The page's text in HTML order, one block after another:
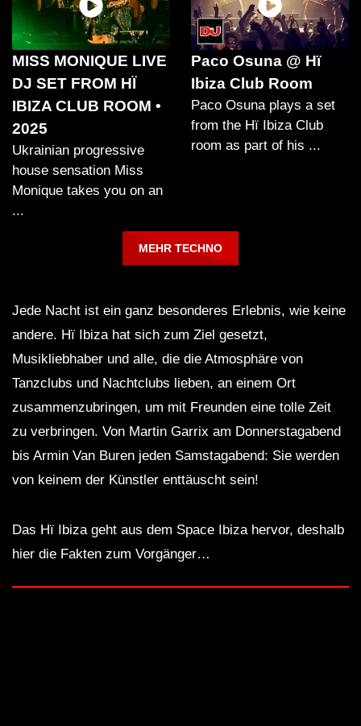
MISS MONIQUE LIVE
DJ SET FROM HÏ
IBIZA CLUB ROOM •
2025
Ukrainian progressive
house sensation Miss
Monique takes you on an
...
Paco Osuna @ Hï
Ibiza Club Room
Paco Osuna plays a set
from the Hï Ibiza Club
room as part of his ...
MEHR TECHNO
Jede Nacht ist ein ganz besonderes Erlebnis, wie keine
andere. Hï Ibiza hat sich zum Ziel gesetzt,
Musikliebhaber und alle, die die Atmosphäre von
Tanzclubs und Nachtclubs lieben, an einem Ort
zusammenzubringen, um mit Freunden eine tolle Zeit
zu verbringen. Von Martin Garrix am Donnerstagabend
bis Armin Van Buren jeden Samstagabend: Sie werden
von keinem der Künstler enttäuscht sein!
Das Hï Ibiza geht aus dem Space Ibiza hervor, deshalb
hier die Fakten zum Vorgänger…